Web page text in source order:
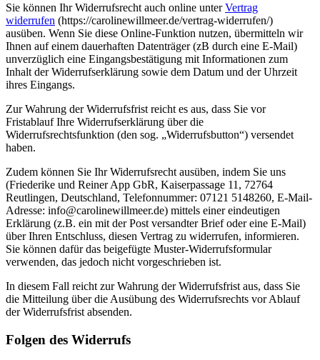
Sie können Ihr Widerrufsrecht auch online unterVertrag
widerrufen (https://carolinewillmeer.de/vertrag-widerrufen/)
ausüben. Wenn Sie diese Online-Funktion nutzen, übermitteln wir
Ihnen auf einem dauerhaften Datenträger (zB durch eine E-Mail)
unverzüglich eine Eingangsbestätigung mit Informationen zum
Inhalt der Widerrufserklärung sowie dem Datum und der Uhrzeit
ihres Eingangs.
Zur Wahrung der Widerrufsfrist reicht es aus, dass Sie vor
Fristablauf Ihre Widerrufserklärung über die
Widerrufsrechtsfunktion (den sog. „Widerrufsbutton“) versendet
haben.
Zudem können Sie Ihr Widerrufsrecht ausüben, indem Sie uns
(Friederike und Reiner App GbR, Kaiserpassage 11, 72764
Reutlingen, Deutschland, Telefonnummer: 07121 5148260, E-Mail-
Adresse: info@carolinewillmeer.de) mittels einer eindeutigen
Erklärung (z.B. ein mit der Post versandter Brief oder eine E-Mail)
über Ihren Entschluss, diesen Vertrag zu widerrufen, informieren.
Sie können dafür das beigefügte Muster-Widerrufsformular
verwenden, das jedoch nicht vorgeschrieben ist.
In diesem Fall reicht zur Wahrung der Widerrufsfrist aus, dass Sie
die Mitteilung über die Ausübung des Widerrufsrechts vor Ablauf
der Widerrufsfrist absenden.
Folgen des Widerrufs